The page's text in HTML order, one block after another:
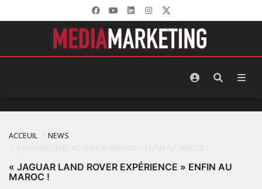
ACCEUIL
NEWS
« JAGUAR LAND ROVER EXPÉRIENCE » ENFIN AU
MAROC !